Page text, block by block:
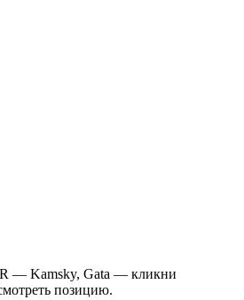
— Kamsky, Gata — кликни
позицию.